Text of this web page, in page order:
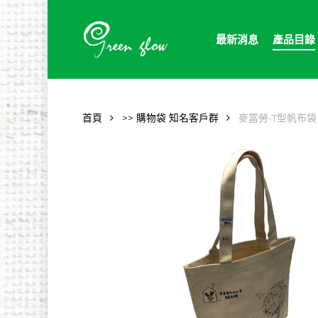
Skip
to
main
content
最新消息 產品目錄
首頁 >> 購物袋 知名客戶群 麥當勞-T型帆布袋